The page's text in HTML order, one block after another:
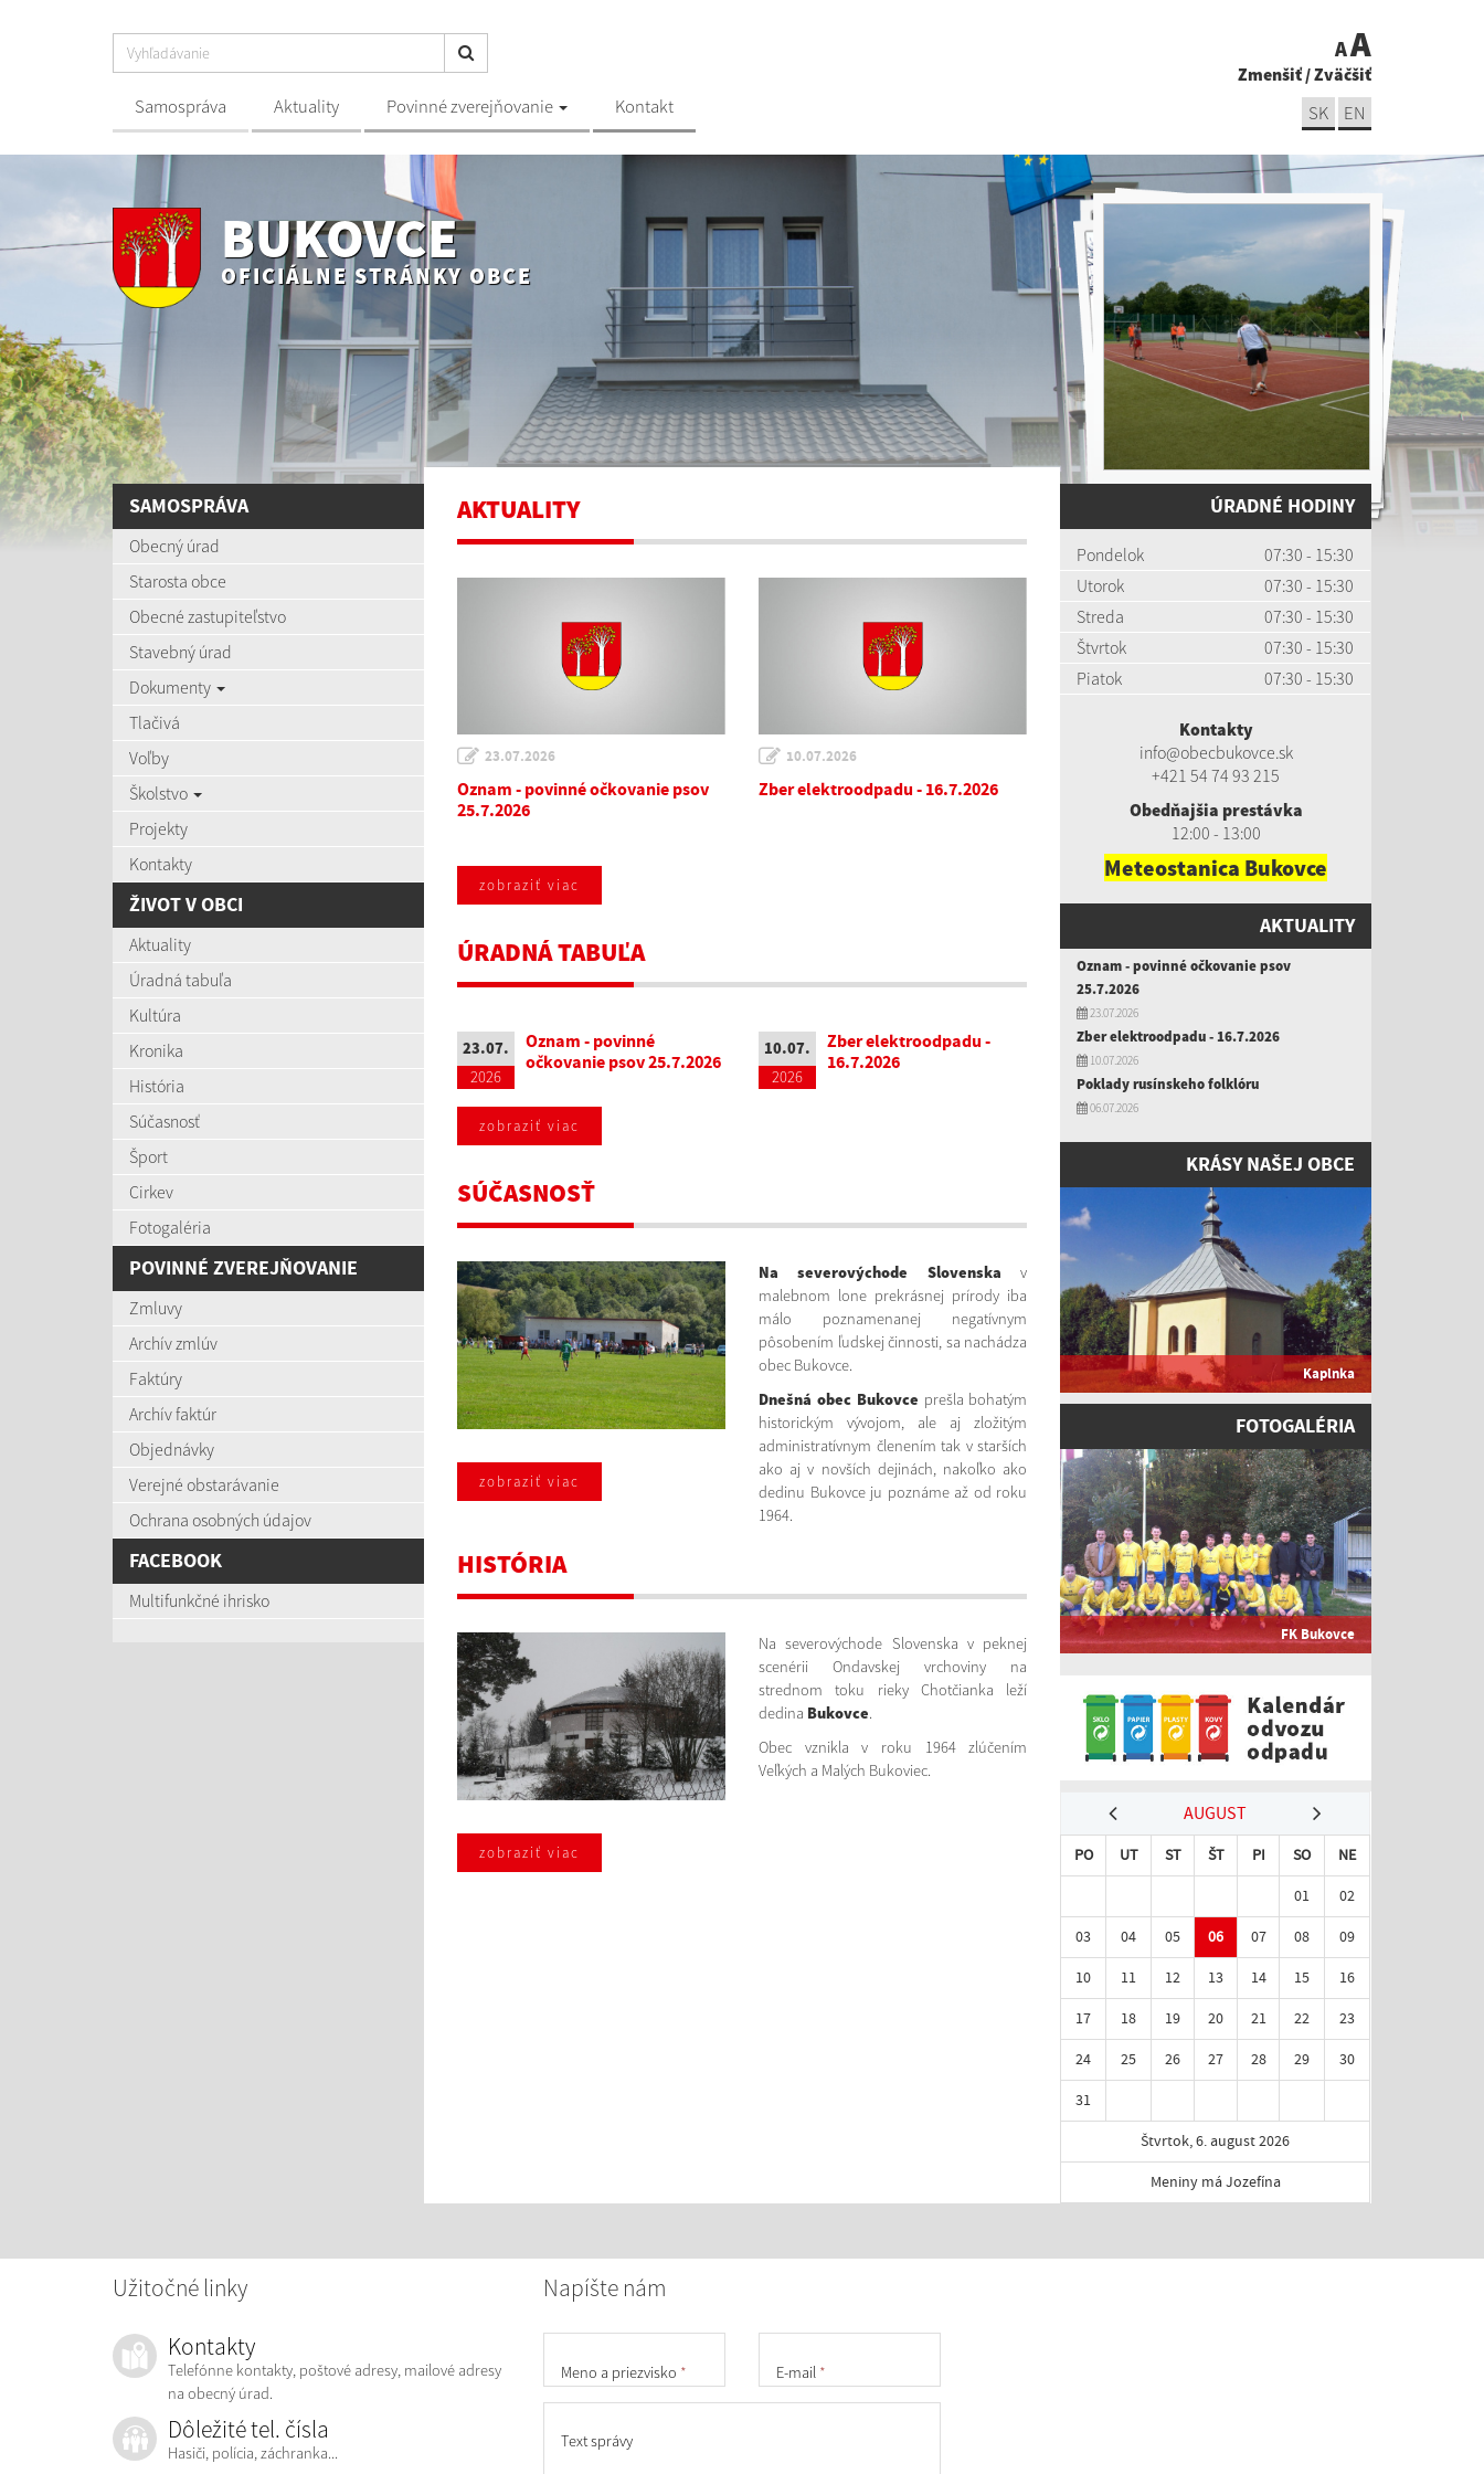
Samospráva Aktuality Povinné zverejňovanie Kontakt
AA
Zmenšiť/Zväčšiť
SK EN
BUKOVCE
OFICIÁLNE STRÁNKY OBCE
SAMOSPRÁVA
Obecný úrad
Starosta obce
Obecné zastupiteľstvo
Stavebný úrad
Dokumenty
Tlačivá
Voľby
Školstvo
Projekty
Kontakty
ŽIVOT V OBCI
Aktuality
Úradná tabuľa
Kultúra
Kronika
História
Súčasnosť
Šport
Cirkev
Fotogaléria
POVINNÉ ZVEREJŇOVANIE
Zmluvy
Archív zmlúv
Faktúry
Archív faktúr
Objednávky
Verejné obstarávanie
Ochrana osobných údajov
FACEBOOK
Multifunkčné ihrisko
AKTUALITY
23.07.2026
Oznam - povinné očkovanie psov
25.7.2026
10.07.2026
Zber elektroodpadu - 16.7.2026
zobraziť viac
ÚRADNÁ TABUĽA
23.07.
2026
Oznam - povinné
očkovanie psov 25.7.2026
10.07.
2026
Zber elektroodpadu -
16.7.2026
zobraziť viac
SÚČASNOSŤ
Na severovýchode Slovenska v
malebnom lone prekrásnej prírody iba
málo poznamenanej negatívnym
pôsobením ľudskej činnosti, sa nachádza
obec Bukovce.
Dnešná obec Bukovce prešla bohatým
historickým vývojom, ale aj zložitým
administratívnym členením tak v starších
ako aj v novších dejinách, nakoľko ako
dedinu Bukovce ju poznáme až od roku
1964.
zobraziť viac
HISTÓRIA
Na severovýchode Slovenska v peknej
scenérii Ondavskej vrchoviny na
strednom toku rieky Chotčianka leží
dedina Bukovce.
Obec vznikla v roku 1964 zlúčením
Veľkých a Malých Bukoviec.
zobraziť viac
ÚRADNÉ HODINY
Pondelok
07:30 - 15:30
Utorok
07:30 - 15:30
Streda
07:30 - 15:30
Štvrtok
07:30 - 15:30
Piatok
07:30 - 15:30
Kontakty
info@obecbukovce.sk
+421 54 74 93 215
Obedňajšia prestávka
12:00 - 13:00
Meteostanica Bukovce
AKTUALITY
Oznam - povinné očkovanie psov
25.7.2026
23.07.2026
Zber elektroodpadu - 16.7.2026
10.07.2026
Poklady rusínskeho folklóru
06.07.2026
KRÁSY NAŠEJ OBCE
Kaplnka
FOTOGALÉRIA
FK Bukovce
AUGUST
PO UT ST ŠT PI SO
NE
01
02
03
04 05 06 07 08
09
10
11 12 13 14 15
16
17
18 19 20 21 22
23
24
25 26 27 28 29
30
31
Štvrtok, 6. august 2026
Meniny má Jozefína
Napíšte nám
Meno a priezvisko * E-mail *
Text správy
Užitočné linky
Kontakty
Telefónne kontakty, poštové adresy, mailové adresy
na obecný úrad.
Dôležité tel. čísla
Hasiči, polícia, záchranka...